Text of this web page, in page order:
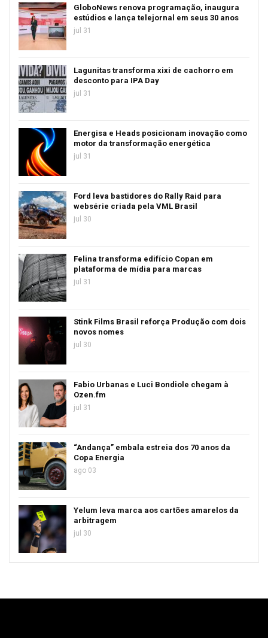
GloboNews renova programação, inaugura
estúdios e lança telejornal em seus 30 anos
jul 31
Lagunitas transforma xixi de cachorro em
desconto para IPA Day
jul 31
Energisa e Heads posicionam inovação como
motor da transformação energética
jul 31
Ford leva bastidores do Rally Raid para
websérie criada pela VML Brasil
jul 30
Felina transforma edifício Copan em
plataforma de mídia para marcas
jul 31
Stink Films Brasil reforça Produção com dois
novos nomes
jul 30
Fabio Urbanas e Luci Bondiole chegam à
Ozen.fm
jul 31
“Andança” embala estreia dos 70 anos da
Copa Energia
ago 03
Yelum leva marca aos cartões amarelos da
arbitragem
jul 30